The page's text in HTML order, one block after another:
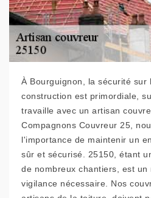
À Bourguignon, la sécurité sur
construction est primordiale,
travaille avec un artisan
Compagnons Couvreur 25,
l'importance de maintenir un
sûr et sécurisé. 25150, étant
de nombreux chantiers, est
vigilance nécessaire. Nos